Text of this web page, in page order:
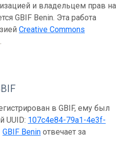
и владельцем прав на
GBIF Benin. Эта работа
Creative Commons
.
в GBIF, ему был
UUID: 107c4e84-79a1-4e3f-
GBIF Benin отвечает за